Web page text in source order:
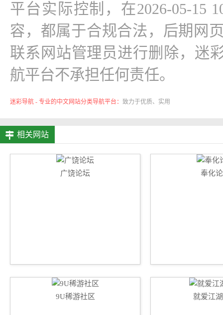
平台实际控制，在2026-05-15
容，都属于合规合法，后期网
联系网站管理员进行删除，迷
航平台不承担任何责任。
迷彩导航 - 专业的中文网站分类导航平台： 致力于优质、实用
相关网站
广饶论坛 奉化
9U稀游社区 就爱江